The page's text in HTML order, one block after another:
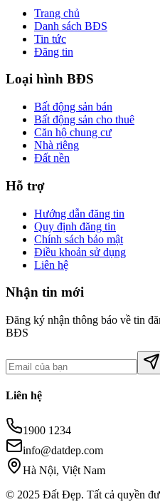
Trang chủ
Danh sách BĐS
Tin tức
Đăng tin
Loại hình BĐS
Bất động sản bán
Bất động sản cho thuê
Căn hộ chung cư
Nhà riêng
Đất nền
Hỗ trợ
Hướng dẫn đăng tin
Quy định đăng tin
Chính sách bảo mật
Điều khoản sử dụng
Liên hệ
Nhận tin mới
Đăng ký nhận thông báo về tin
BĐS
Liên hệ
1900 1234
info@datdep.com
Hà Nội, Việt Nam
© 2025 Đất Đẹp. Tất cả quyền